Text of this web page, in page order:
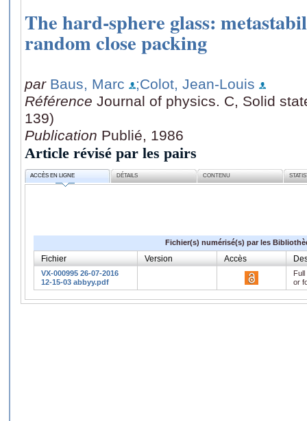
The hard-sphere glass:
random close packing
par Baus, Marc
;Colot, Jean-Louis
Référence Journal of physics. C, Solid
139)
Publication Publié, 1986
Article révisé par les pairs
ACCÈS EN LIGNE DÉTAILS CONTENU
Fichier(s) numérisé(s) par les
Fichier Version Accès
VX-000995 26-07-2016
12-15-03 abbyy.pdf
or